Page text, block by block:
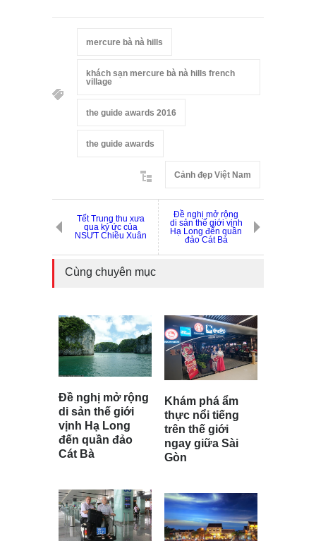
mercure bà nà hills
khách sạn mercure bà nà hills french
village
the guide awards 2016
the guide awards
Cảnh đẹp Việt Nam
Tết Trung thu xưa
qua ký ức của
NSƯT Chiều Xuân
Đề nghị mở rộng
di sản thế giới vịnh
Hạ Long đến quần
đảo Cát Bà
Cùng chuyên mục
Đề nghị mở rộng
di sản thế giới
vịnh Hạ Long
đến quần đảo
Cát Bà
Khám phá ẩm
thực nổi tiếng
trên thế giới
ngay giữa Sài
Gòn